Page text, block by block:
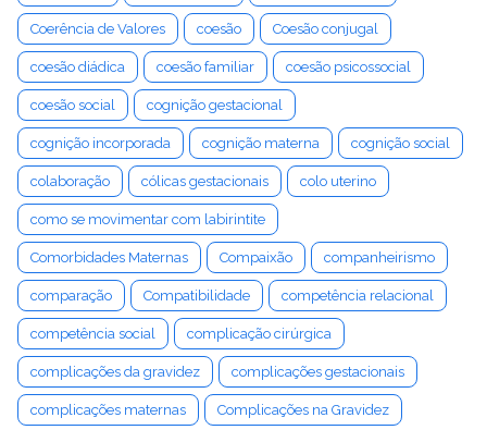
Coerência de Valores coesão Coesão conjugal
coesão diádica coesão familiar coesão psicossocial
coesão social cognição gestacional
cognição incorporada cognição materna cognição social
colaboração cólicas gestacionais colo uterino
como se movimentar com labirintite
Comorbidades Maternas Compaixão companheirismo
comparação Compatibilidade competência relacional
competência social complicação cirúrgica
complicações da gravidez complicações gestacionais
complicações maternas Complicações na Gravidez